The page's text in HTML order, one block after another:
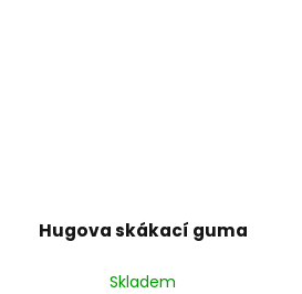
Hugova skákací guma
Skladem